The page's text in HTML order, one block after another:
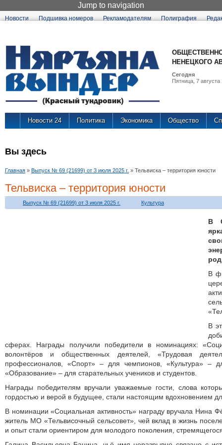
Jump to navigation
Новости Подшивка номеров Рекламодателям Полиграфия
НЕНЕЦКОГО
Сегодня
Пятница, 7 августа
Новости 24 Политика Экономика Общество
Вы здесь
Главная » Выпуск № 69 (21699) от 3 июля 2025 г. » Тельвиска – территория юности
Тельвиска – территория юности
Выпуск № 69 (21699) от 3 июля 2025 г. Культура
В
В
В
сферах. Награды получили победители в номинациях:
волонтёров и общественных деятелей, «Трудовая
профессионалов, «Спорт» – для чемпионов, «Культура» –
«Образование» – для старательных учеников и студентов.
Награды победителям вручали уважаемые гости, слова
гордостью и верой в будущее, стали настоящим вдохновением
В номинации «Социальная активность» награду вручала Нина
житель МО «Тельвисочный сельсовет», чей вклад в жизнь
и опыт стали ориентиром для молодого поколения,